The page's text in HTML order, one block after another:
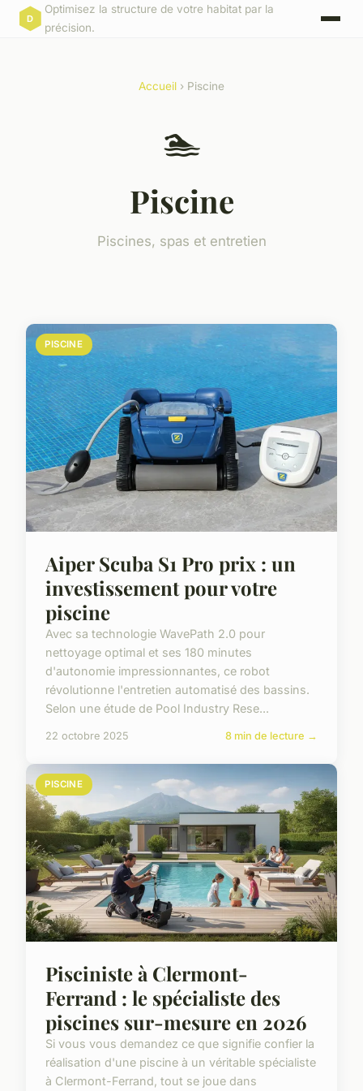
Optimisez la structure de votre habitat par la
précision.
Accueil › Piscine
🏊
Piscine
Piscines, spas et entretien
PISCINE
Aiper Scuba S1 Pro prix : un
investissement pour votre
piscine
Avec sa technologie WavePath 2.0 pour
nettoyage optimal et ses 180 minutes
d'autonomie impressionnantes, ce robot
révolutionne l'entretien automatisé des bassins.
Selon une étude de Pool Industry Rese...
22 octobre 2025 8 min de lecture →
PISCINE
Pisciniste à Clermont-
Ferrand : le spécialiste des
piscines sur-mesure en 2026
Si vous vous demandez ce que signifie confier la
réalisation d'une piscine à un véritable spécialiste
à Clermont-Ferrand, tout se joue dans